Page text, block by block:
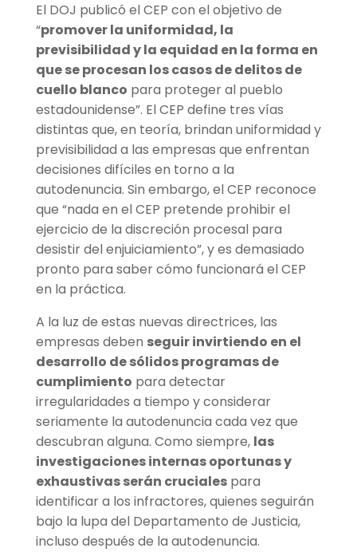
El DOJ publicó el CEP con el objetivo de
“promover la uniformidad, la
previsibilidad y la equidad en la forma en
que se procesan los casos de delitos de
cuello blanco para proteger al pueblo
estadounidense”. El CEP define tres vías
distintas que, en teoría, brindan uniformidad y
previsibilidad a las empresas que enfrentan
decisiones difíciles en torno a la
autodenuncia. Sin embargo, el CEP reconoce
que “nada en el CEP pretende prohibir el
ejercicio de la discreción procesal para
desistir del enjuiciamiento”, y es demasiado
pronto para saber cómo funcionará el CEP
en la práctica.
A la luz de estas nuevas directrices, las
empresas deben seguir invirtiendo en el
desarrollo de sólidos programas de
cumplimiento para detectar
irregularidades a tiempo y considerar
seriamente la autodenuncia cada vez que
descubran alguna. Como siempre, las
investigaciones internas oportunas y
exhaustivas serán crucialespara
identificar a los infractores, quienes seguirán
bajo la lupa del Departamento de Justicia,
incluso después de la autodenuncia.